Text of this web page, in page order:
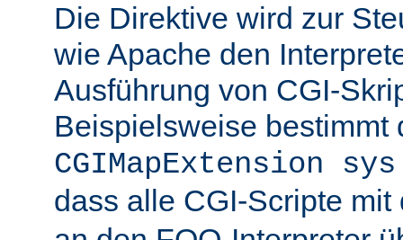
Die Direktive wird zur
wie Apache den
Ausführung von CGI-
Beispielsweise bestimmt
CGIMapExtension
dass alle CGI-Scripte